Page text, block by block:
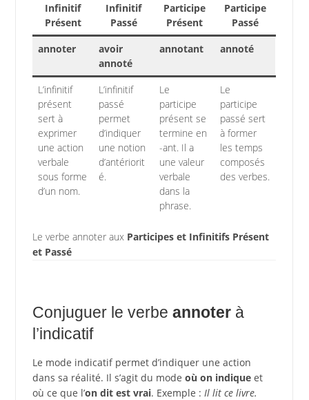
Infinitif
Présent
Infinitif
Passé
Participe
Présent
Participe
Passé
annoter
avoir
annoté
annotant annoté
L’infinitif
présent
sert à
exprimer
une action
verbale
sous forme
d’un nom.
L’infinitif
passé
permet
d’indiquer
une notion
d’antériorit
é.
Le
participe
présent se
termine en
-ant. Il a
une valeur
verbale
dans la
phrase.
Le
participe
passé sert
à former
les temps
composés
des verbes.
Le verbe annoter aux Participes et Infinitifs Présent
et Passé
Conjuguer le verbe annoterà
l’indicatif
Le mode indicatif permet d’indiquer une action
dans sa réalité. Il s’agit du mode où on indiqueet
où ce que l’on dit est vrai. Exemple : Il lit ce livre.